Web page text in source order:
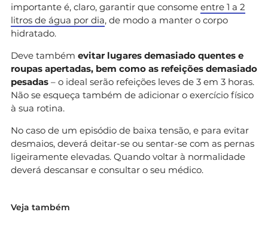
importante é, claro, garantir que consome entre 1 a 2
litros de água por dia, de modo a manter o corpo
hidratado.
Deve também evitar lugares demasiado quentes e
roupas apertadas, bem como as refeições demasiado
pesadas – o ideal serão refeições leves de 3 em 3 horas.
Não se esqueça também de adicionar o exercício físico
à sua rotina.
No caso de um episódio de baixa tensão, e para evitar
desmaios, deverá deitar-se ou sentar-se com as pernas
ligeiramente elevadas. Quando voltar à normalidade
deverá descansar e consultar o seu médico.
Veja também